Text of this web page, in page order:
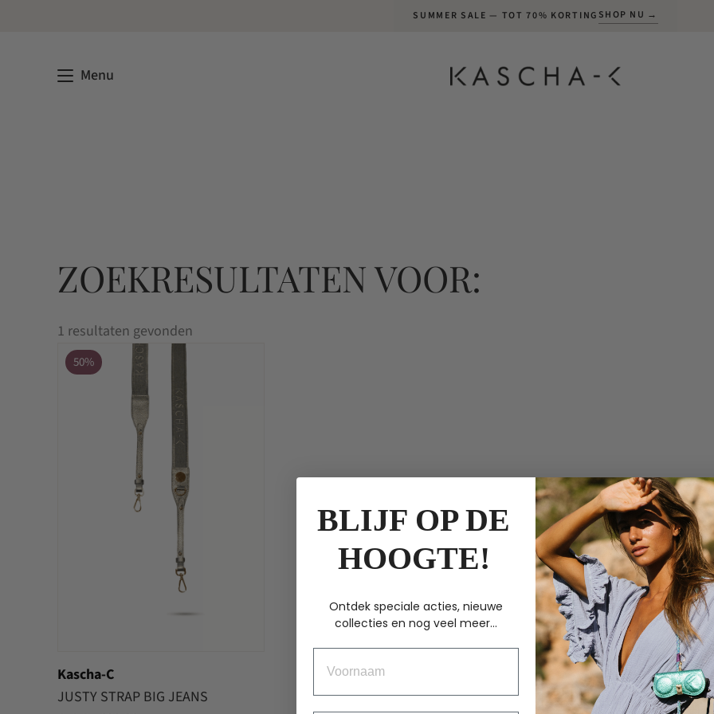
SUMMER SALE — TOT 70% KORTING SHOP NU →
Menu
ZOEKRESULTATEN VOOR:
1 resultaten gevonden
50%
Kascha-C
JUSTY STRAP BIG JEANS
BLIJF OP DE
HOOGTE!
Ontdek speciale acties, nieuwe
collecties en nog veel meer...